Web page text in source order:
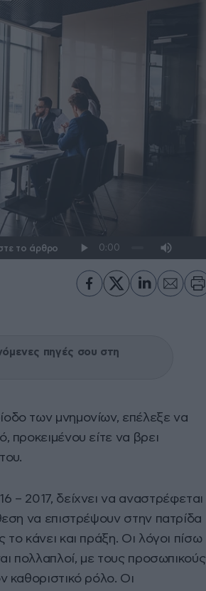
το άρθρο
πηγές σου στη
των μνημονίων, επέλεξε να
προκειμένου είτε να βρει
– 2017, δείχνει να αναστρέφεται
να επιστρέψουν στην πατρίδα
κάνει και πράξη. Οι λόγοι πίσω
πολλαπλοί, με τους προσωπικούς
καθοριστικό ρόλο. Οι